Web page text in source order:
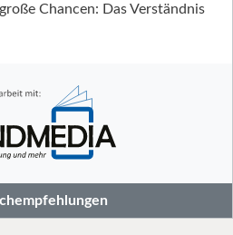
Chancen: Das Verständnis